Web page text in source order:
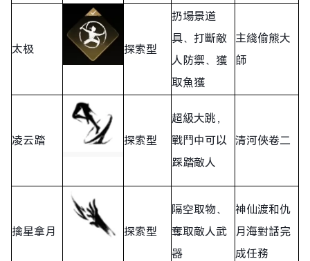
太极 探索型
扔場景道
具、打斷敵
人防禦、獲
取魚獲
主綫偷熊大
師
凌云踏 探索型
超級大跳，
戰鬥中可以
踩踏敵人
清河俠卷二
擒星拿月 探索型
隔空取物、
奪取敵人武
器
神仙渡和仇
月海對話完
成任務